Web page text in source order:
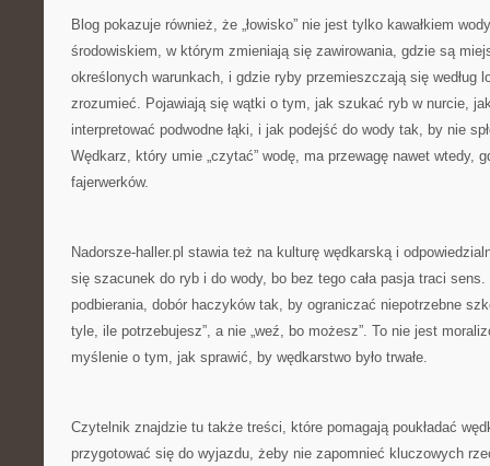
Blog pokazuje również, że „łowisko” nie jest tylko kawałkiem
środowiskiem, w którym zmieniają się zawirowania, gdzie są
określonych warunkach, i gdzie ryby przemieszczają się według
zrozumieć. Pojawiają się wątki o tym, jak szukać ryb w nurcie,
interpretować podwodne łąki, i jak podejść do wody tak, by nie
Wędkarz, który umie „czytać” wodę, ma przewagę nawet wtedy,
fajerwerków.
Nadorsze-haller.pl stawia też na kulturę wędkarską i
się szacunek do ryb i do wody, bo bez tego cała pasja traci
podbierania, dobór haczyków tak, by ograniczać niepotrzebne
tyle, ile potrzebujesz”, a nie „weź, bo możesz”. To nie jest
myślenie o tym, jak sprawić, by wędkarstwo było trwałe.
Czytelnik znajdzie tu także treści, które pomagają poukładać
przygotować się do wyjazdu, żeby nie zapomnieć kluczowych